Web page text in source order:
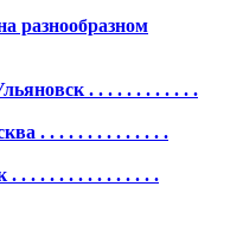
разнообразном
. . . . . . . . . . . .
. . . . . . . . . . . . . .
. . . . . . . . . . . . . . .